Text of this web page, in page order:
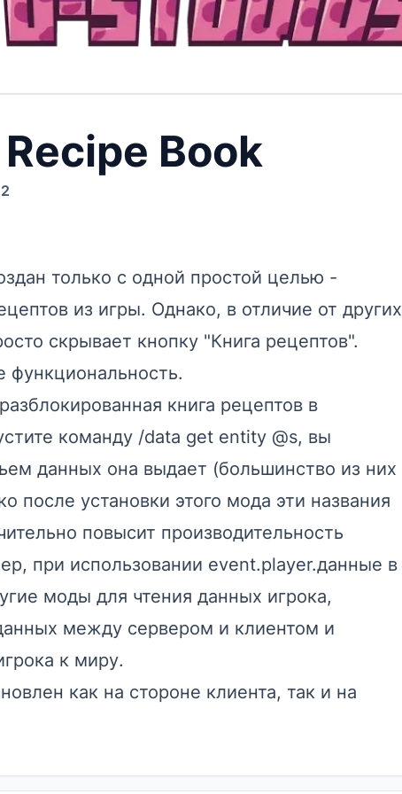
Book
только с одной простой целью -
из игры. Однако, в отличие от других
скрывает кнопку "Книга рецептов".
функциональность.
книга рецептов в
команду /data get entity @s, вы
данных она выдает (большинство из них
после установки этого мода эти названия
повысит производительность
при использовании event.player.данные в
моды для чтения данных игрока,
между сервером и клиентом и
к миру.
как на стороне клиента, так и на